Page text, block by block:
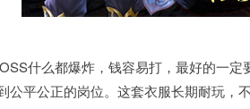
什么都爆炸，钱容易打，最好的一
公平公正的岗位。这套衣服长期耐玩，